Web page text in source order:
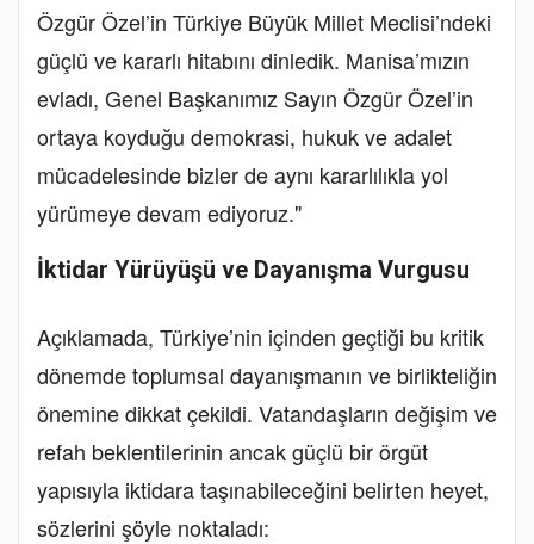
Özgür Özel’in Türkiye Büyük Millet Meclisi’ndeki
güçlü ve kararlı hitabını dinledik. Manisa’mızın
evladı, Genel Başkanımız Sayın Özgür Özel’in
ortaya koyduğu demokrasi, hukuk ve adalet
mücadelesinde bizler de aynı kararlılıkla yol
yürümeye devam ediyoruz."
İktidar Yürüyüşü ve Dayanışma Vurgusu
Açıklamada, Türkiye’nin içinden geçtiği bu kritik
dönemde toplumsal dayanışmanın ve birlikteliğin
önemine dikkat çekildi. Vatandaşların değişim ve
refah beklentilerinin ancak güçlü bir örgüt
yapısıyla iktidara taşınabileceğini belirten heyet,
sözlerini şöyle noktaladı: